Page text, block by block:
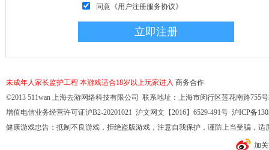
同意 《用户注册服务协议》
未成年人家长监护工程 本游戏适合18岁以上玩家进入 商务合作
©2013 511wan 上海去游网络科技有限公司 联系地址：上海市闵行区莲花南路755
增值电信业务经营许可证沪B2-20201021 沪文网文【2016】6529-491号 沪ICP备
健康游戏忠告：抵制不良游戏，拒绝盗版游戏，注意自我保护，谨防上当受骗，
加